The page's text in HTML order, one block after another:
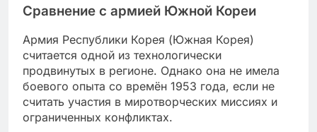
Сравнение с армией Южной Кореи
Армия Республики Корея (Южная Корея)
считается одной из технологически
продвинутых в регионе. Однако она не имела
боевого опыта со времён 1953 года, если не
считать участия в миротворческих миссиях и
ограниченных конфликтах.